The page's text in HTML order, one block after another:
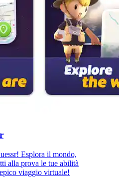
Esplora il mondo,
alla prova le tue abilità
viaggio virtuale!